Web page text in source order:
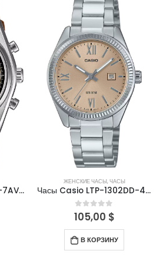
Часы Casio EFB-730L-7AVUEF
ЖЕНСКИЕ ЧАСЫ,ЧАСЫ
Часы Casio LTP-1302DD-4A2VDF
0out of 5
105,00 $
В КОРЗИНУ